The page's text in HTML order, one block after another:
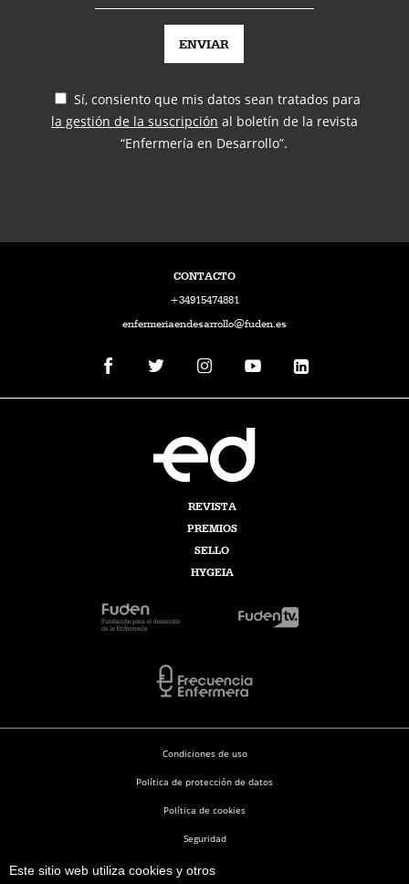
Este sitio web utiliza cookies y otros
Sí, consiento que mis datos sean tratados para
la gestión de la suscripción al boletín de la revista
“Enfermería en Desarrollo”.
CONTACTO
+34915474881
enfermeriaendesarrollo@fuden.es
REVISTA
PREMIOS
SELLO
HYGEIA
Enfermería en Desarrollo © 2026
Condiciones de uso
Política de protección de datos
Política de cookies
Seguridad